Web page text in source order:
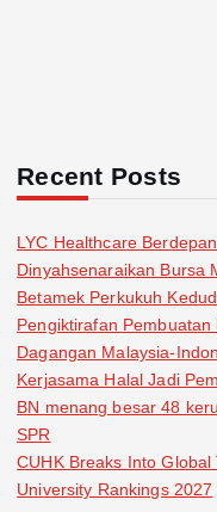
Recent Posts
LYC Healthcare
Dinyahsenaraikan Bursa
Betamek Perkukuh
Pengiktirafan Pembuatan
Dagangan Malaysia-
Kerjasama Halal Jadi
BN menang besar 48
SPR
CUHK Breaks Into
University Rankings 2027